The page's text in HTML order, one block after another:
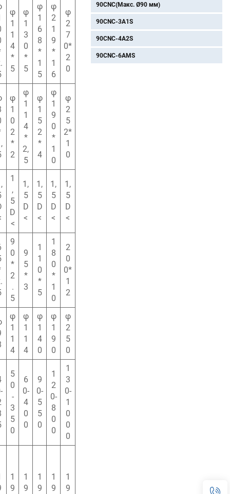
φ
1
1
4
*
5
φ
1
3
0
*
5
φ
1
6
8
*
1
5
φ
2
1
9
*
1
6
φ
2
7
0*
2
0
φ
1
0
2
*
2
φ
1
1
4
*
2,
5
φ
1
5
2
*
4
φ
1
9
0
*
1
0
φ
2
5
2*
1
0
1
,
5
D
<
1,
5
D
<
1,
5
D
<
1,
5
D
<
1,
5
D
<
9
0
*
2
.
5
9
5
*
3
1
1
0
*
5
1
8
0
*
1
0
2
0
0*
1
2
φ
1
1
4
φ
1
1
4
φ
1
4
0
φ
1
9
0
φ
2
5
0
5
0
-
3
5
0
6
0-
4
0
0
9
0-
5
5
0
1
2
0-
8
0
0
1
3
0-
1
0
0
0
1
9
1
9
1
9
1
9
1
9
90CNC(Макс. Ø90 мм)
90CNC-3A1S
90CNC-4A2S
90CNC-6AMS